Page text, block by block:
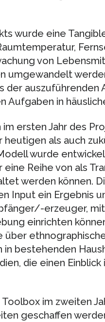
wurde eine
von
umgewandelt
der auszuführenden
Aufgaben in
ersten Jahr des
heutigen als auch
wurde
Reihe von als
werden können.
Input ein Ergebnis
erzeuger,
einrichten
über
bestehenden
die einen
im zweiten
geschaffen